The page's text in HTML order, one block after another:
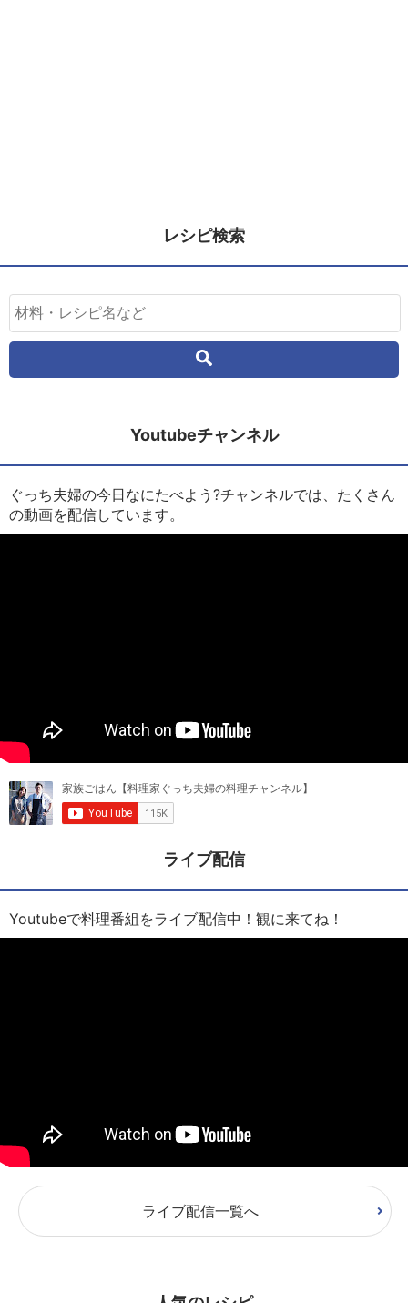
レシピ検索
Youtubeチャンネル
ぐっち夫婦の今日なにたべよう?チャンネルでは、たくさん
の動画を配信しています。
ライブ配信
Youtubeで料理番組をライブ配信中！観に来てね！
ライブ配信一覧へ